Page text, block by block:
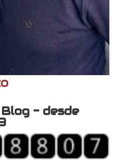
- desde